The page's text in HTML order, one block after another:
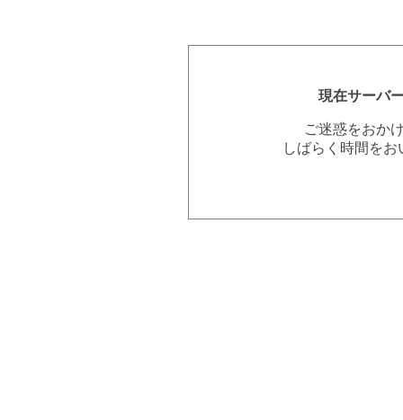
現在サーバ
ご迷惑をおか
しばらく時間を